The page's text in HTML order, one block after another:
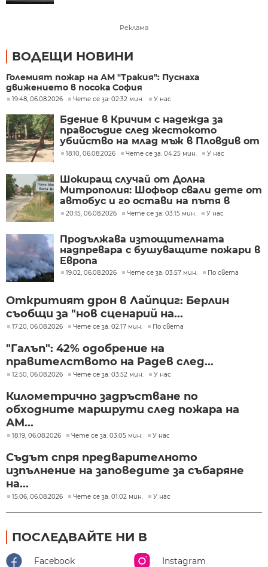
Реклама
ВОДЕЩИ НОВИНИ
Големият пожар на АМ "Тракия": Пуснаха
движението в посока София
19:48, 06.08.2026 Чете се за: 02:32 мин. У нас
Бдение в Кричим с надежда за
правосъдие след жестокото
убийство на млад мъж в Пловдив от
тийнейджъри
18:10, 06.08.2026 Чете се за: 04:25 мин. У нас
Шокиращ случай от Долна
Митрополия: Шофьор свали дете от
автобус и го остави на пътя в
жегата
20:15, 06.08.2026 Чете се за: 03:15 мин. У нас
Продължава изтощителната
надпревара с бушуващите пожари в
Европа
19:02, 06.08.2026 Чете се за: 03:57 мин. По света
Откритият дрон в Лайпциг: Берлин
съобщи за "нов сценарий на...
17:20, 06.08.2026 Чете се за: 02:17 мин. По света
"Галъп": 42% одобрение на
правителството на Радев след...
12:50, 06.08.2026 Чете се за: 03:52 мин. У нас
Километрично задръстване по
обходните маршрути след пожара на
АМ...
18:19, 06.08.2026 Чете се за: 03:05 мин. У нас
Съдът спря предварителното
изпълнение на заповедите за събаряне
на...
15:06, 06.08.2026 Чете се за: 01:02 мин. У нас
ПОСЛЕДВАЙТЕ НИ В
Facebook Instagram